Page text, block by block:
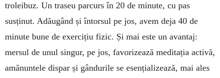
troleibuz. Un traseu parcurs în 20 de mi­nute, cu pas
susținut. Adău­gând și întorsul pe jos, avem deja 40 de
minute bune de exercițiu fizic. Și mai este un avantaj:
mersul de unul singur, pe jos, favorizează meditația activă,
amănun­tele dispar și gândurile se esențializează, mai ales